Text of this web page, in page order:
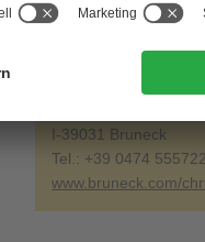
I-39031 Bruneck
Tel.: +39 0474 555722
www.bruneck.com/